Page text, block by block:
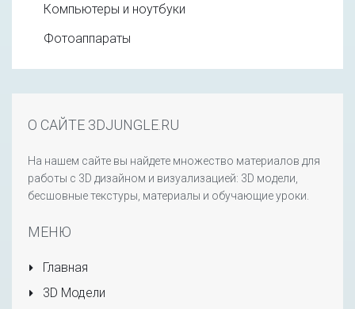
Компьютеры и ноутбуки
Фотоаппараты
О САЙТЕ 3DJUNGLE.RU
На нашем сайте вы найдете множество материалов для
работы с 3D дизайном и визуализацией: 3D модели,
бесшовные текстуры, материалы и обучающие уроки.
МЕНЮ
Главная
3D Модели